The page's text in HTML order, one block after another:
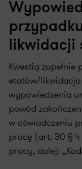
likwidacji
Kwestią
etatów/
wypowiedzenia
powód
w oświadczeniu
pracę (art. 30 § 4
pracy, dalej: